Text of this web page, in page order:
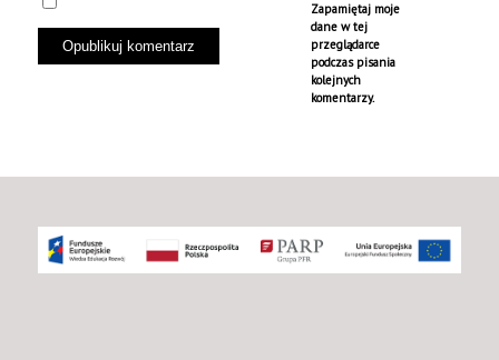
Zapamiętaj moje
dane w tej
przeglądarce
podczas pisania
kolejnych
komentarzy.